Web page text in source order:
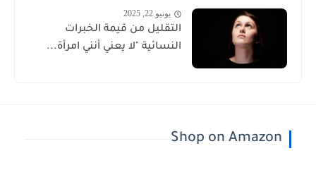
يونيو 22, 2025
التقليل من قيمة الخبرات
النسائية "لا يعني أنني امرأة...
Shop on Amazon